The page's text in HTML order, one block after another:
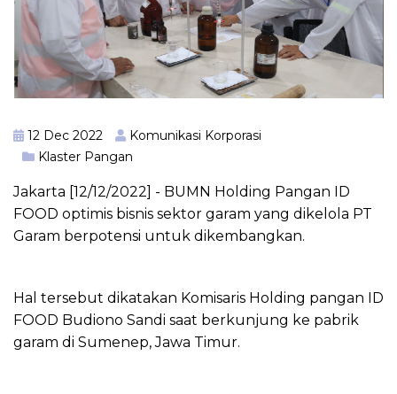
12 Dec 2022
Komunikasi Korporasi
Klaster Pangan
Jakarta [12/12/2022] - BUMN Holding Pangan ID
FOOD optimis bisnis sektor garam yang dikelola PT
Garam berpotensi untuk dikembangkan.
Hal tersebut dikatakan Komisaris Holding pangan ID
FOOD Budiono Sandi saat berkunjung ke pabrik
garam di Sumenep, Jawa Timur.